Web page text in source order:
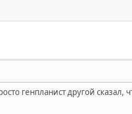
генпланист другой